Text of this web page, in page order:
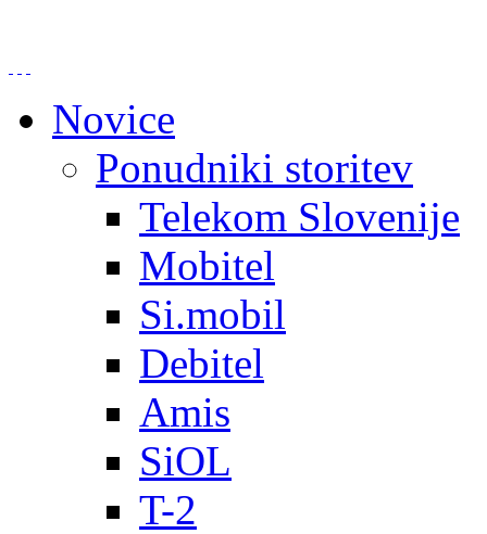
Novice
Ponudniki storitev
Telekom Slovenije
Mobitel
Si.mobil
Debitel
Amis
SiOL
T-2